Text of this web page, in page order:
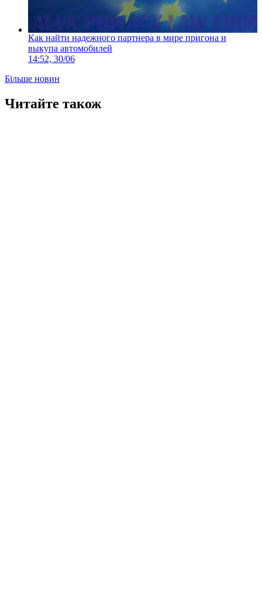
Как найти надежного партнера в мире пригона и
выкупа автомобилей
14:52, 30/06
Більше новин
Читайте також